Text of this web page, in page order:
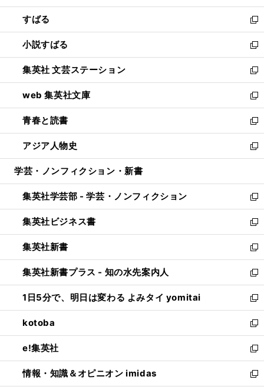
開
く
ウ
で
開
く
ン
ド
ウ
で
開
く
すばる
新
し
い
ウ
ィ
ン
ド
ウ
で
開
く
小説すばる
新
し
い
ウ
ィ
ン
ド
ウ
で
開
集英社 文芸ステーション
新
し
い
ウ
ィ
ン
ド
ウ
開
く
web 集英社文庫
新
し
い
ウ
ィ
ン
ウ
で
開
く
青春と読書
新
し
い
ウ
ン
ド
ウ
で
開
く
アジア人物史
新
し
ウ
ィ
ン
ド
ウ
で
開
く
学芸・ノンフィクション・新書
集英社学芸部 - 学芸・ノンフィクション
新
し
い
ウ
ィ
ン
ド
ウ
で
開
く
集英社ビジネス書
新
し
い
ウ
ィ
ン
ド
ウ
で
開
く
集英社新書
新
し
い
ウ
ィ
ン
ド
ウ
で
開
く
集英社新書プラス - 知の水先案内人
新
し
い
ウ
ィ
ン
ド
ウ
で
開
1日5分で、明日は変わる よみタイ yomitai
新
し
い
ウ
ィ
ン
ド
ウ
kotoba
新
し
い
ウ
ィ
ン
e!集英社
新
し
い
ウ
情報・知識＆オピニオン imidas
新